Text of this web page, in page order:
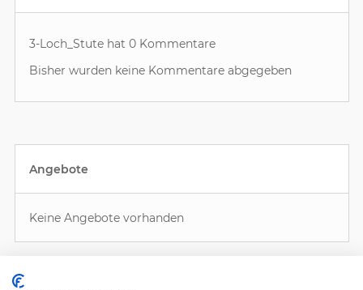
3-Loch_Stute hat 0 Kommentare
Bisher wurden keine Kommentare abgegeben
Angebote
Keine Angebote vorhanden